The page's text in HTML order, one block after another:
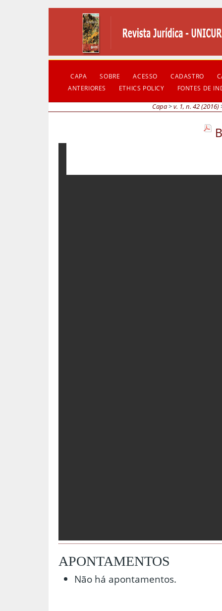
CAPA SOBRE ACESSO CADASTRO
ANTERIORES
ETHICS POLICY FONTES DE
Capa>v. 1, n. 42 (2016)
APONTAMENTOS
Não há apontamentos.